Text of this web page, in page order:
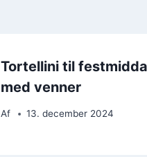
Tortellini til
med venner
Af 13. december 2024